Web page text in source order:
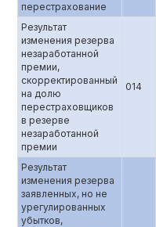
перестрахование
Результат
изменения резерва
незаработанной
премии,
скорректированный
на долю
перестраховщиков
в резерве
незаработанной
премии
014
Результат
изменения резерва
заявленных, но не
урегулированных
убытков,